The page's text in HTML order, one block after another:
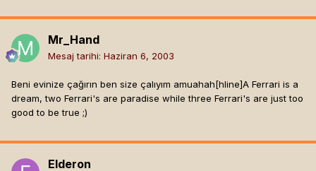
Mr_Hand
Mesaj tarihi: Haziran 6, 2003
Beni evinize çağırın ben size çalıyım amuahah[hline]A Ferrari is a
dream, two Ferrari's are paradise while three Ferrari's are just too
good to be true ;)
Elderon